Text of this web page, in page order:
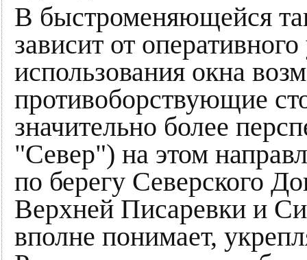
В быстроменяющейся
зависит от
использования окна
противоборствующие
значительно более
"Север") на этом
по берегу Северского
Верхней Писаревки и
вполне понимает,